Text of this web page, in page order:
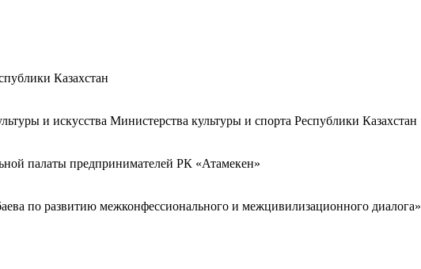
Казахстан
и искусства Министерства культуры и спорта Республики Казахстан
палаты предпринимателей РК «Атамекен»
по развитию межконфессионального и межцивилизационного диалога»